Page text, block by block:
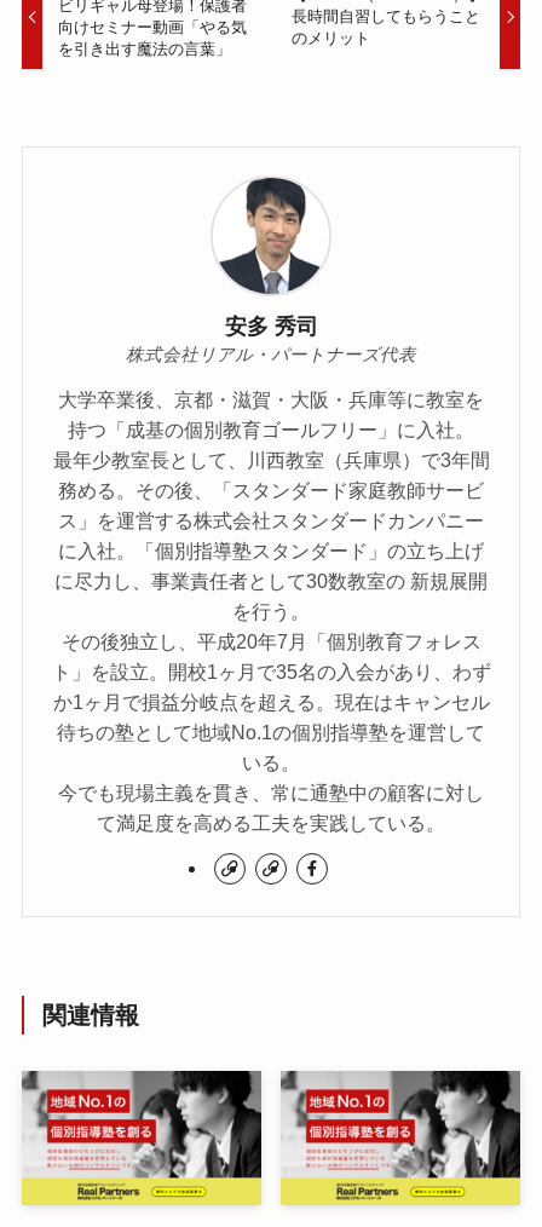
ビリギャル母登場！保護者
向けセミナー動画「やる気
を引き出す魔法の言葉」
長時間自習してもらうこと
のメリット
安多 秀司
株式会社リアル・パートナーズ代表
大学卒業後、京都・滋賀・大阪・兵庫等に教室を
持つ「成基の個別教育ゴールフリー」に入社。
最年少教室長として、川西教室（兵庫県）で3年間
務める。その後、「スタンダード家庭教師サービ
ス」を運営する株式会社スタンダードカンパニー
に入社。「個別指導塾スタンダード」の立ち上げ
に尽力し、事業責任者として30数教室の 新規展開
を行う。
その後独立し、平成20年7月「個別教育フォレス
ト」を設立。開校1ヶ月で35名の入会があり、わず
か1ヶ月で損益分岐点を超える。現在はキャンセル
待ちの塾として地域No.1の個別指導塾を運営して
いる。
今でも現場主義を貫き、常に通塾中の顧客に対し
て満足度を高める工夫を実践している。
関連情報